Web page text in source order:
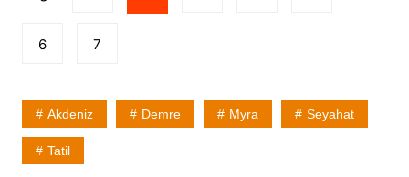
6 7
Akdeniz Demre Myra Seyahat
Tatil